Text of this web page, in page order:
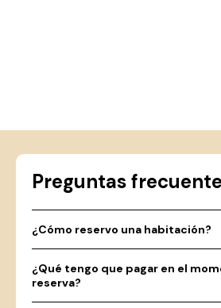
Preguntas
¿Cómo reservo una habitación?
¿Qué tengo que pagar en el
reserva?